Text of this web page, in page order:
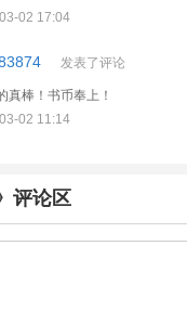
02 17:04
发表了评论
真棒！书币奉上！
02 11:14
评论区